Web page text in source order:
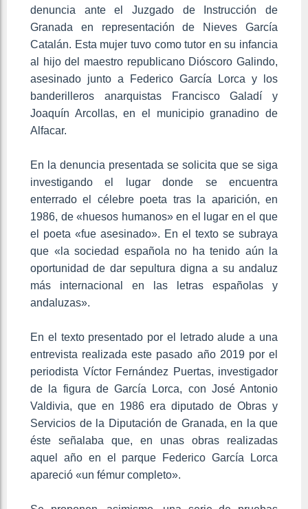
denuncia ante el Juzgado de Instrucción de
Granada en representación de Nieves García
Catalán. Esta mujer tuvo como tutor en su infancia
al hijo del maestro republicano Dióscoro Galindo,
asesinado junto a Federico García Lorca y los
banderilleros anarquistas Francisco Galadí y
Joaquín Arcollas, en el municipio granadino de
Alfacar.
En la denuncia presentada se solicita que se siga
investigando el lugar donde se encuentra
enterrado el célebre poeta tras la aparición, en
1986, de «huesos humanos» en el lugar en el que
el poeta «fue asesinado». En el texto se subraya
que «la sociedad española no ha tenido aún la
oportunidad de dar sepultura digna a su andaluz
más internacional en las letras españolas y
andaluzas».
En el texto presentado por el letrado alude a una
entrevista realizada este pasado año 2019 por el
periodista Víctor Fernández Puertas, investigador
de la figura de García Lorca, con José Antonio
Valdivia, que en 1986 era diputado de Obras y
Servicios de la Diputación de Granada, en la que
éste señalaba que, en unas obras realizadas
aquel año en el parque Federico García Lorca
apareció «un fémur completo».